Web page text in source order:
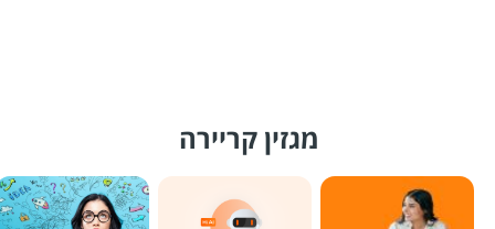
מגזין קריירה